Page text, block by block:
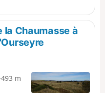
subsistent désormais
accessibles, à l'image
Gerbier de Jonc. Mais
chemins qui
de façon bien
la Chaumasse à
m